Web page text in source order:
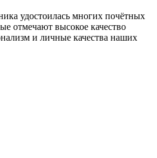
удостоилась многих почётных
отмечают высокое качество
и личные качества наших